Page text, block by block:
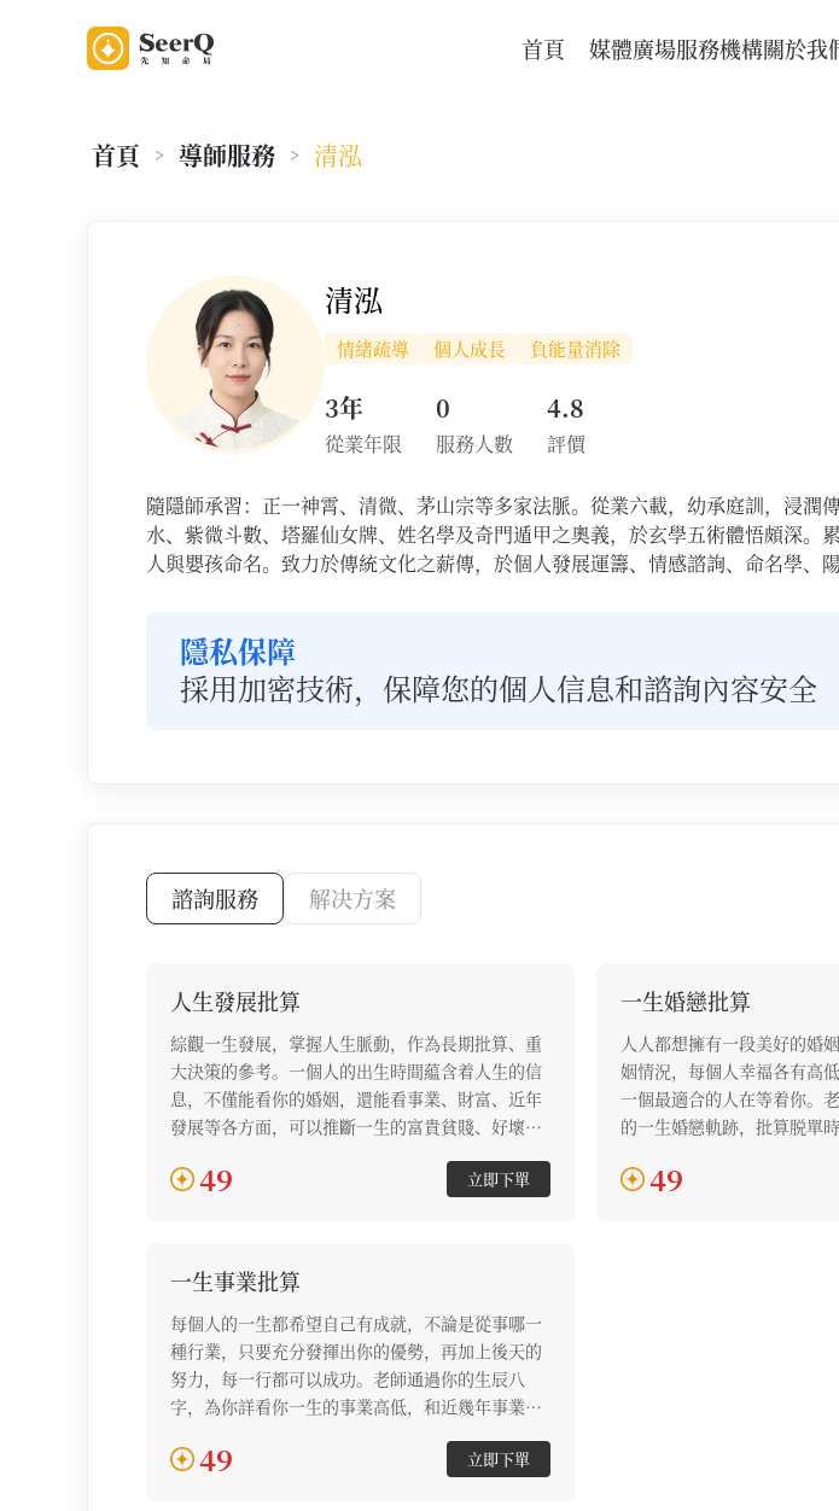
首頁 > 導師服務 > 清泓
首頁 媒體廣場服務機構關於我
老師資料 清泓
情緒疏導 個人成長 負能量消除
從業年限
3年
服務人數
0
評價
4.8
隨隱師承習：正一神霄、清微、茅山宗等多家法脈。從業六載，幼承庭訓，浸
水、紫微斗數、塔羅仙女牌、姓名學及奇門遁甲之奧義，於玄學五術體悟頗深
人與嬰孩命名。致力於傳統文化之薪傳，於個人發展運籌、情感諮詢、命名學、
隱私保障
採用加密技術，保障您的個人信息和諮詢內容安全
諮詢服務 解决方案
諮詢服務列表
人生發展批算
綜觀一生發展，掌握人生脈動，作為長期批算、重
大決策的參考。一個人的出生時間藴含着人生的信
息，不僅能看你的婚姻，還能看事業、財富、近年
發展等各方面，可以推斷一生的富貴貧賤、好壞禍
算，提升自我，提升婚姻、事業財富方面發展。
49 立即下單
一生婚戀批算
人人都想擁有一段美好的婚
姻情況，每個人幸福各有高
一個最適合的人在等着你。
的一生婚戀軌跡，批算脱單
來臨的時機，為你守護個人
49
一生事業批算
每個人的一生都希望自己有成就，不論是從事哪一
種行業，只要充分發揮出你的優勢，再加上後天的
努力，每一行都可以成功。老師通過你的生辰八
字，為你詳看你一生的事業高低，和近幾年事業發
工？找對你的事業方向，你將擁有更多成功的可
49 立即下單